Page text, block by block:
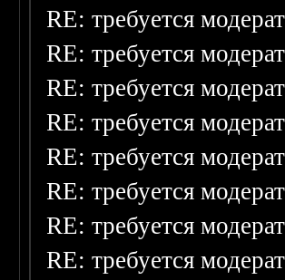
RE: требуется
RE: требуется
RE: требуется
RE: требуется
RE: требуется
RE: требуется
RE: требуется
RE: требуется